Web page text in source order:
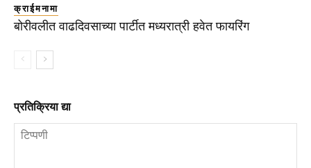
क्राईमनामा
बोरीवलीत वाढदिवसाच्या पार्टीत मध्यरात्री हवेत फायरिंग
प्रतिक्रिया द्या